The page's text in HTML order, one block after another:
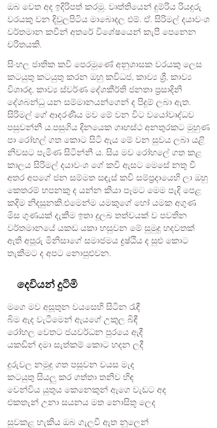
ඔබ වෙත අද ඉදිරිපත් කරමු. වෘත්තියෙන් දුම්රිය රියදුරු
වරයකු වන දිවුලපිටිය මාබොදල එම්. ඒ. සිරිමල් දයාවංශ
වර්තමාන කවීන් අතරේ විශේෂයෙන් කැපී පෙනෙන
චරිතයකි.
සිංහල ජාතික කවි පෙරමුණේ අනුශාසක වරයකු ලෙස
කටයුතු කටයුතු කරන ඔහු කවිධජ, කාව්‍ය ශ්‍රී, කාව්‍ය
විශාරද, කාව්‍ය ස්වර්ණ දේශකීර්ති ජනතා ප්‍රසාදිනි
දේශබන්ධු යන සම්මානයන්ගෙන් ද පිදුම් ලබා ඇත.
සිරිමල් ගේ ආදරණීය මව මේ වන විට වයෝවෘද්ධව
පසුවන්නී ය.පසුගිය දිනයෙක ගෘහස්ථ අනතුරකට මුහුණ
පා රෝහල් ගත කොට සිටි ඇ‍ය මේ වන සුවය ලබා යළි
නිවසට පැමිණ සිටින්නී ය. සිය මව රෝහලේ ගත කළ
කාලය සිරිමල් දයාවංශ ගේ කවි ඇසට මෙසේ නතු වී
අතර අපගේ ජන සම්මත සඳැස් කවි සම්ප්‍රදායෙහි ලා ඔහු
කෙතරම් හපනකු ද යන්න කියා පෑමට මෙම පැදි පෙළ
කදිම නිදසුනකි.එමෙන්ම යමකුගේ හෝ යමක අගුණ
මිස ගුණයක් දැකීම ඉතා දුලබ තත්වයක් ව පවතින
වර්තමානයේ යකඩ යකා හසුවන මේ සුමුදු හදවතක්
ඇති අපූරු මිනිසාගේ සමාජමය ද්‍රෂ්ඨිය ද සුළු කොට
තැකීමට ද අපට නොපුළුවන.
දෙවියන් දුටිමි
මගෙ මව අසූතුන වයසෙහි සිටින රැඳී
බිම ඇද වැටීමෙන් ඇයගේ උකුල බිඳී
රෝහල වෙතට ජයවර්ධන පුරයෙ ඇදී
යකඩින් දමා සැත්කම් කොට හදන ලදී
දුරුවල නමුදු ගත පසුවන වයස මැද
කටයුතු සියලු කර ගත්තා තනිව හිඳ
වෙන්විය යුතුය කෙනෙකුන් ඇගෙ වැඩට අද
එකතැන් උනා සයනය මත නොසිතූ ලෙද
සුවකළ හැකිය ඔබ ගැලවී ඇත නූලෙන්